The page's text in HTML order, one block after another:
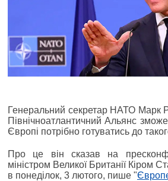
Генеральний секретар НАТО Марк
Північноатлантичний Альянс
Європі потрібно готуватись до
Про це він сказав на
міністром Великої Британії Кіром
в понеділок, 3 лютого, пише "